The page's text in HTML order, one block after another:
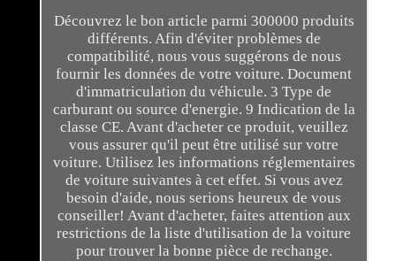
Découvrez le bon article parmi 300000 produits
différents. Afin d'éviter problèmes de
compatibilité, nous vous suggérons de nous
fournir les données de votre voiture. Document
d'immatriculation du véhicule. 3 Type de
carburant ou source d'energie. 9 Indication de la
classe CE. Avant d'acheter ce produit, veuillez
vous assurer qu'il peut être utilisé sur votre
voiture. Utilisez les informations réglementaires
de voiture suivantes à cet effet. Si vous avez
besoin d'aide, nous serions heureux de vous
conseiller! Avant d'acheter, faites attention aux
restrictions de la liste d'utilisation de la voiture
pour trouver la bonne pièce de rechange.